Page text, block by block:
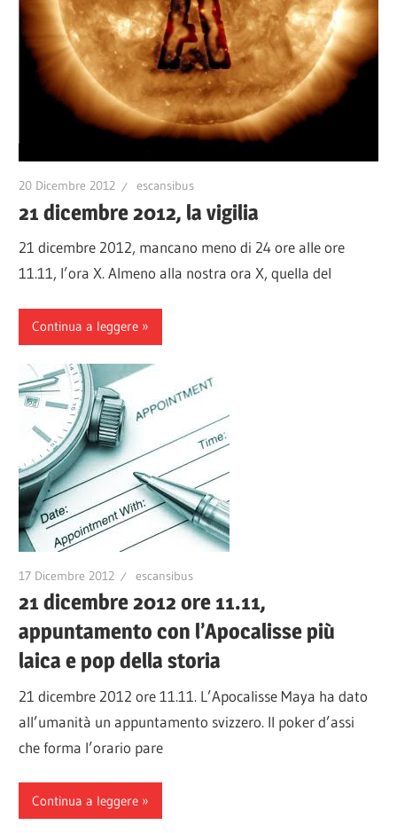
20 Dicembre 2012 escansibus
21 dicembre 2012, la vigilia
21 dicembre 2012, mancano meno di 24 ore alle ore
11.11, l’ora X. Almeno alla nostra ora X, quella del
Continua a leggere
17 Dicembre 2012 escansibus
21 dicembre 2012 ore 11.11,
appuntamento con l’Apocalisse più
laica e pop della storia
21 dicembre 2012 ore 11.11. L’Apocalisse Maya ha dato
all’umanità un appuntamento svizzero. Il poker d’assi
che forma l’orario pare
Continua a leggere